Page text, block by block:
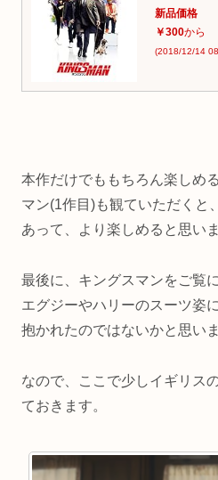
新品価格
￥300から
(2018/12/14
本作だけでももちろん楽しめ
マン(1作目)も観ていただくと
あって、より楽しめると思いま
最後に、キングスマンをご覧
エグジーやハリーのスーツ姿
抱かれたのではないかと思いま
なので、ここで少しイギリス
ておきます。